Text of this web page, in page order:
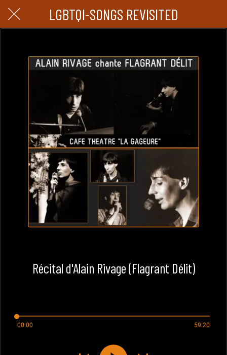
LGBTQI-SONGS REVISITED
Récital d'Alain Rivage (Flagrant Délit)
00:00 59:20